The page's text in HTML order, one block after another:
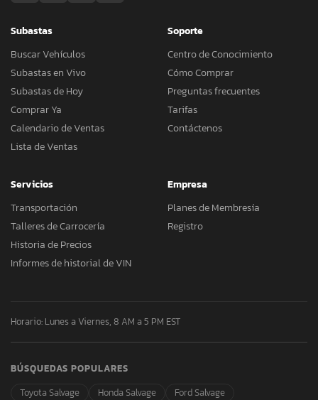
Subastas
Buscar Vehículos
Subastas en Vivo
Subastas de Hoy
Comprar Ya
Calendario de Ventas
Lista de Ventas
Soporte
Centro de Conocimiento
Cómo Comprar
Preguntas frecuentes
Tarifas
Contáctenos
Servicios
Transportación
Talleres de Carrocería
Historia de Precios
Informes de historial de VIN
Empresa
Planes de Membresía
Registro
Horario: Lunes a Viernes, 8 AM a 5 PM EST
BÚSQUEDAS POPULARES
Toyota Salvage
Honda Salvage Ford Salvage